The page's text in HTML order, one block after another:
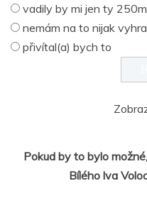
vadily by mi jen ty
nemám na to nijak
přivítal(a) bych to
Pokud by to bylo
Bílého lva